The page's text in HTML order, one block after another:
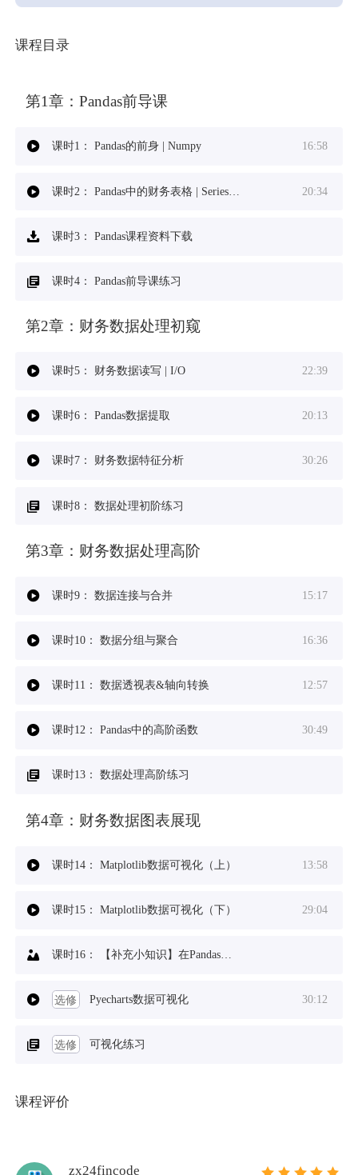
课程目录
第1章：Pandas前导课
课时1： Pandas的前身 | Numpy 16:58
课时2： Pandas中的财务表格 | Series与DataFrame 20:34
课时3： Pandas课程资料下载
课时4： Pandas前导课练习
第2章： 财务数据处理初窥
课时5： 财务数据读写 | I/O 22:39
课时6： Pandas数据提取 20:13
课时7： 财务数据特征分析 30:26
课时8： 数据处理初阶练习
第3章： 财务数据处理高阶
课时9： 数据连接与合并 15:17
课时10： 数据分组与聚合 16:36
课时11： 数据透视表&轴向转换 12:57
课时12： Pandas中的高阶函数 30:49
课时13： 数据处理高阶练习
第4章： 财务数据图表展现
课时14： Matplotlib数据可视化（上） 13:58
课时15： Matplotlib数据可视化（下） 29:04
课时16： 【补充小知识】在Pandas中使用subplot和subplots绘制组合图形的区别
选修 Pyecharts数据可视化 30:12
选修 可视化练习
课程评价
zx24fincode